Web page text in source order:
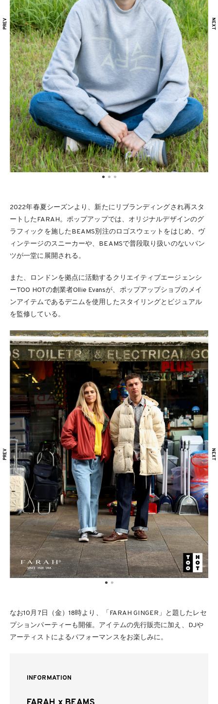
2022年春夏シーズンより、新たにリブランディングされ再スタ
ートしたFARAH。ポップアップでは、オリジナルデザインのグ
ラフィックを施したBEAMS別注のロゴスウェットをはじめ、ヴ
ィンテージのスニーカーや、BEAMSで普段取り扱いのないパン
ツが一堂に展開される。
また、ロンドンを拠点に活動するクリエイティブエージェンシ
ーTOO HOTの創業者Ollie Evansが、ポップアップショプのメイ
ンアイテムであるデニムを使用したスタイリングとビジュアル
を監修している。
なお10月7日（金）18時より、「FARAH GINGER」と題したレセ
プションパーティーも開催。アイテムの先行販売に加え、DJや
アーティストによるパフォーマンスをお楽しみに。
INFORMATION